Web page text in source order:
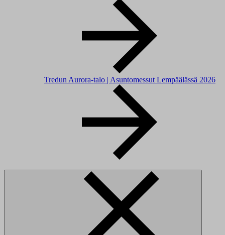
Tredun Aurora-talo | Asuntomessut Lempäälässä 2026